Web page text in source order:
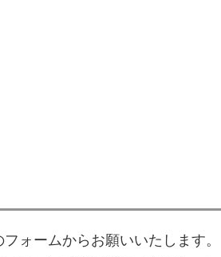
ォームからお願いいたします。